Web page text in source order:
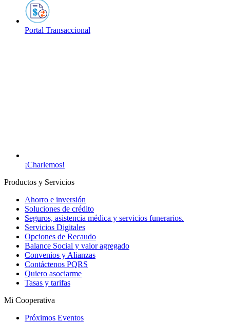
Portal Transaccional
¡Charlemos!
Productos y Servicios
Ahorro e inversión
Soluciones de crédito
Seguros, asistencia médica y servicios funerarios.
Servicios Digitales
Opciones de Recaudo
Balance Social y valor agregado
Convenios y Alianzas
Contáctenos PQRS
Quiero asociarme
Tasas y tarifas
Mi Cooperativa
Próximos Eventos